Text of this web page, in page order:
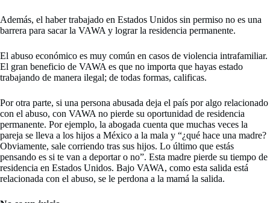
Además, el haber trabajado en Estados Unidos sin permiso no es una
barrera para sacar la VAWA y lograr la residencia permanente.
El abuso económico es muy común en casos de violencia intrafamiliar.
El gran beneficio de VAWA es que no importa que hayas estado
trabajando de manera ilegal; de todas formas, calificas.
Por otra parte, si una persona abusada deja el país por algo relacionado
con el abuso, con VAWA no pierde su oportunidad de residencia
permanente. Por ejemplo, la abogada cuenta que muchas veces la
pareja se lleva a los hijos a México a la mala y “¿qué hace una madre?
Obviamente, sale corriendo tras sus hijos. Lo último que estás
pensando es si te van a deportar o no”. Esta madre pierde su tiempo de
residencia en Estados Unidos. Bajo VAWA, como esta salida está
relacionada con el abuso, se le perdona a la mamá la salida.